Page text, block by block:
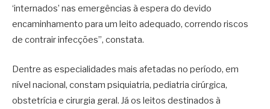
‘internados’ nas emergências à espera do devido
encaminhamento para um leito adequado, correndo riscos
de contrair infecções”, constata.
Dentre as especialidades mais afetadas no período, em
nível nacional, constam psiquiatria, pediatria cirúrgica,
obstetrícia e cirurgia geral. Já os leitos destinados à